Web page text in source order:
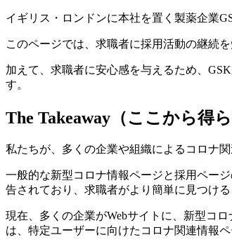
イギリス・ロンドンに本社を置く製薬企業
このページでは、求職者に採用活動の継続
加えて、求職者に安心感を与えるため、
す。
The Takeaway（ここから得ら
私たちが、多くの企業や組織によるコロナ
一般的な新型コロナ情報ページと採用ペー
告されており、求職者がより簡単に見つけ
現在、多くの企業がWebサイトに、新型コ
は、特定ユーザーに向けたコロナ関連情報